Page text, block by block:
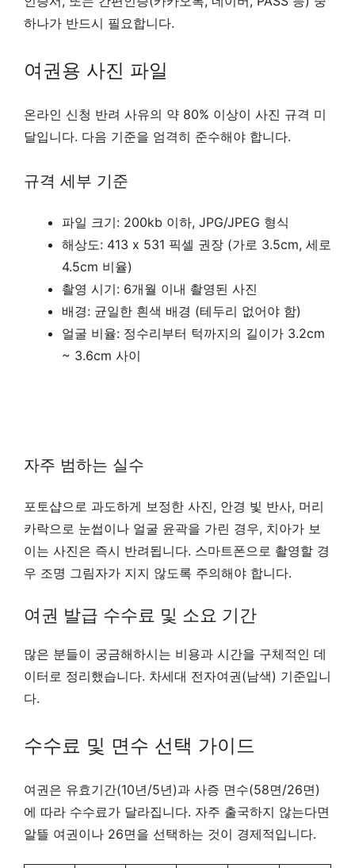
하나가 반드시 필요합니다.
여권용 사진 파일
온라인 신청 반려 사유의 약 80% 이상이 사진 규격 미
달입니다. 다음 기준을 엄격히 준수해야 합니다.
규격 세부 기준
파일 크기: 200kb 이하, JPG/JPEG 형식
해상도: 413 x 531 픽셀 권장 (가로 3.5cm, 세로
4.5cm 비율)
촬영 시기: 6개월 이내 촬영된 사진
배경: 균일한 흰색 배경 (테두리 없어야 함)
얼굴 비율: 정수리부터 턱까지의 길이가 3.2cm
~ 3.6cm 사이
자주 범하는 실수
포토샵으로 과도하게 보정한 사진, 안경 빛 반사, 머리
카락으로 눈썹이나 얼굴 윤곽을 가린 경우, 치아가 보
이는 사진은 즉시 반려됩니다. 스마트폰으로 촬영할 경
우 조명 그림자가 지지 않도록 주의해야 합니다.
여권 발급 수수료 및 소요 기간
많은 분들이 궁금해하시는 비용과 시간을 구체적인 데
이터로 정리했습니다. 차세대 전자여권(남색) 기준입니
다.
수수료 및 면수 선택 가이드
여권은 유효기간(10년/5년)과 사증 면수(58면/26면)
에 따라 수수료가 달라집니다. 자주 출국하지 않는다면
알뜰 여권이나 26면을 선택하는 것이 경제적입니다.